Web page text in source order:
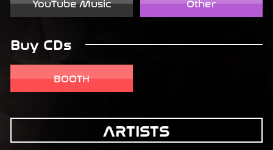
Buy CDs
BOOTH
ARTISTS